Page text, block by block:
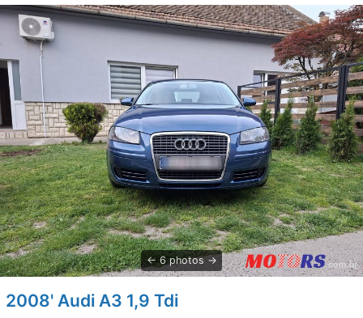
6 photos
2008' Audi A3 1,9 Tdi